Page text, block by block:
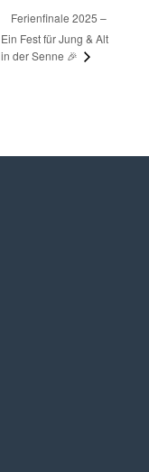
Ferienfinale 2025 –
Ein Fest für Jung & Alt
in der Senne 🎉